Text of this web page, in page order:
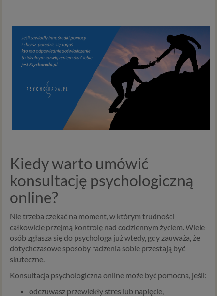
Kiedy warto umówić
konsultację psychologiczną
online?
Nie trzeba czekać na moment, w którym trudności
całkowicie przejmą kontrolę nad codziennym życiem. Wiele
osób zgłasza się do psychologa już wtedy, gdy zauważa, że
dotychczasowe sposoby radzenia sobie przestają być
skuteczne.
Konsultacja psychologiczna online może być pomocna, jeśli:
odczuwasz przewlekły stres lub napięcie,